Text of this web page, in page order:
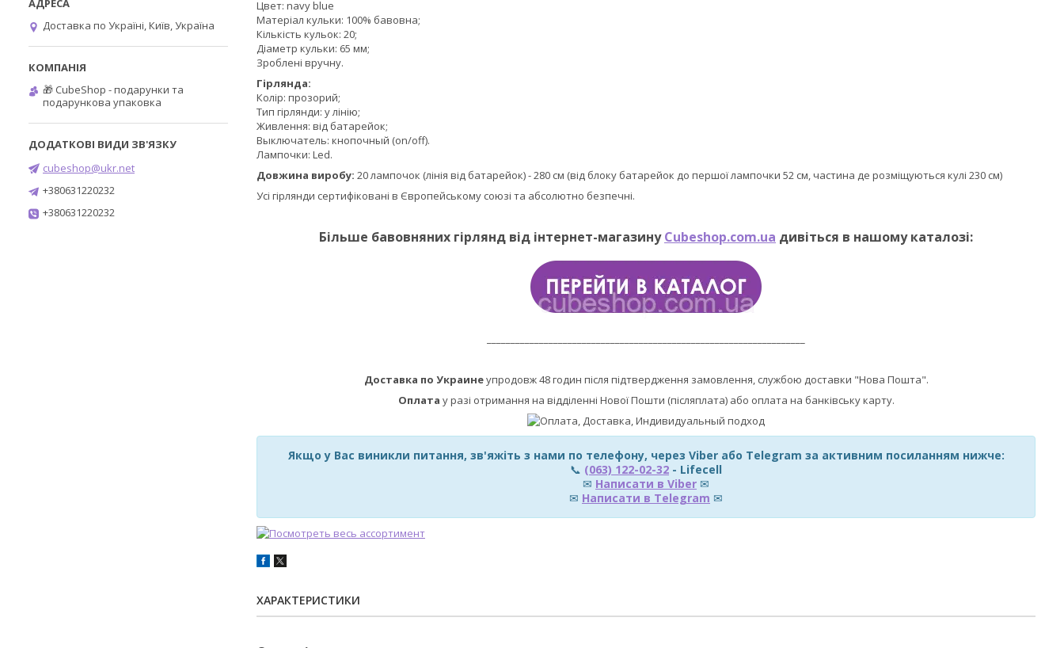
Цвет: navy blue
Матеріал кульки: 100% бавовна;
Кількість кульок: 20;
Діаметр кульки: 65 мм;
Зроблені вручну.
Гірлянда:
Колір: прозорий;
Тип гірлянди: у лінію;
Живлення: від батарейок;
Выключатель: кнопочный (on/off).
Лампочки: Led.
Довжина виробу: 20 лампочок (лінія від батарейок) - 280 см (від блоку батарейок до першої лампочки 52 см, частина де розміщуються кулі 230 см)
Усі гірлянди сертифіковані в Європейському союзі та абсолютно безпечні.
Більше бавовняних гірлянд від інтернет-магазинуCubeshop.com.ua дивіться в нашому каталозі:
Доставка по Украинеупродовж 48 годин після підтвердження замовлення, службою доставки "Нова Пошта".
Оплата у разі отримання на відділенні Нової Пошти (післяплата) або оплата на банківську карту.
Якщо у Вас виникли питання, зв'яжіть з нами по телефону, через Viber або Telegram за активним посиланням нижче:
📞 (063) 122-02-32 - Lifecell
✉ Написати в Viber ✉
✉ Написати в Telegram ✉
ХАРАКТЕРИСТИКИ
Доставка по Україні, Київ, Україна
🎁 CubeShop - подарунки та
подарункова упаковка
cubeshop@ukr.net
+380631220232
+380631220232